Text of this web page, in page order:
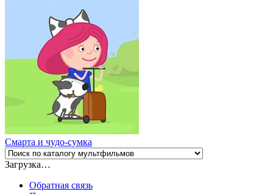
Смарта и чудо-сумка
Загрузка…
Обратная связь